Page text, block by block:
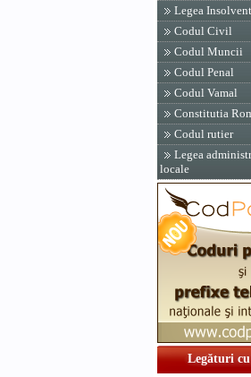
Legea
Codul Civil
Codul Muncii
Codul Penal
Codul Vamal
Constitutia
Codul rutier
Legea
locale
Legături